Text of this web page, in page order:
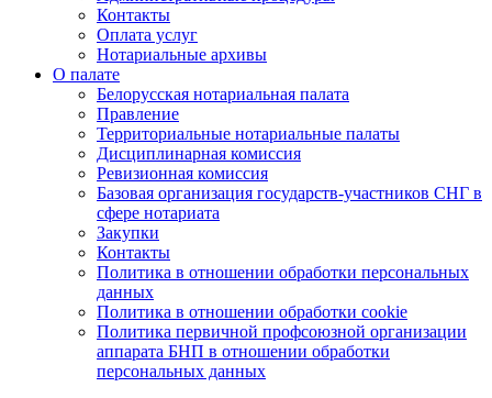
Контакты
Оплата услуг
Нотариальные архивы
О палате
Белорусская нотариальная палата
Правление
Территориальные нотариальные палаты
Дисциплинарная комиссия
Ревизионная комиссия
Базовая организация государств-участников СНГ в
сфере нотариата
Закупки
Контакты
Политика в отношении обработки персональных
данных
Политика в отношении обработки cookie
Политика первичной профсоюзной организации
аппарата БНП в отношении обработки
персональных данных